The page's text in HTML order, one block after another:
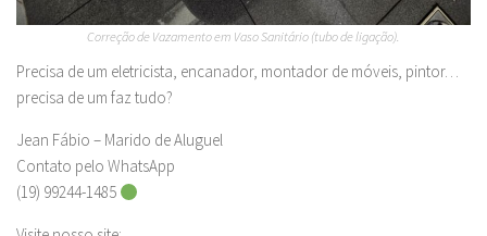
Correção de Vazamento em Vaso Sanitário (tubo de ligação).
Precisa de um eletricista, encanador, montador de móveis, pintor…
precisa de um faz tudo?
Jean Fábio – Marido de Aluguel
Contato pelo WhatsApp
(19) 99244-1485